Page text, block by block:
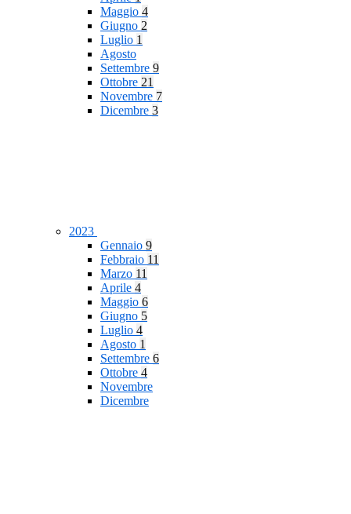
Maggio 4
Giugno 2
Luglio 1
Agosto
Settembre 9
Ottobre 21
Novembre 7
Dicembre 3
2023
Gennaio 9
Febbraio 11
Marzo 11
Aprile 4
Maggio 6
Giugno 5
Luglio 4
Agosto 1
Settembre 6
Ottobre 4
Novembre
Dicembre